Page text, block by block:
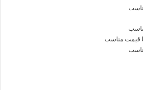
با قیمت مناسب